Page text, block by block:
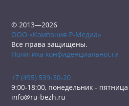
© 2013—2026
ООО «Компания Р-Медиа»
Все права защищены.
Политика конфиденциальности
+7 (495) 539-30-20
9:00-18:00, понедельник - пятница
info@ru-bezh.ru